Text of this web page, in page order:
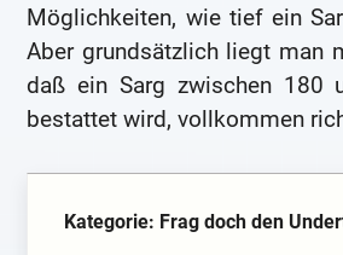
Möglichkeiten, wie tief ein
Aber grundsätzlich liegt man
daß ein Sarg zwischen 180
bestattet wird, vollkommen
Kategorie: Frag doch den